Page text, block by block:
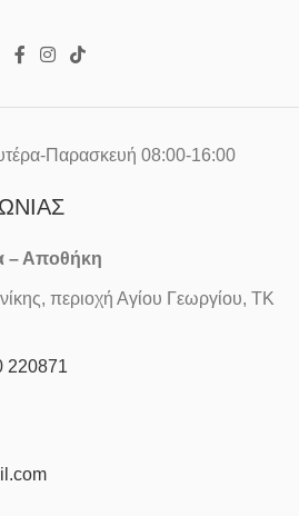
Παρασκευή 08:00-16:00
– Αποθήκη
περιοχή Αγίου Γεωργίου, ΤΚ
220871